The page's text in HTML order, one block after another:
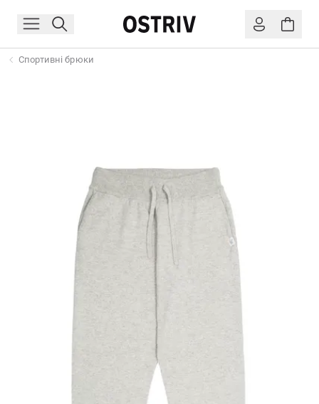
Спортивні брюки